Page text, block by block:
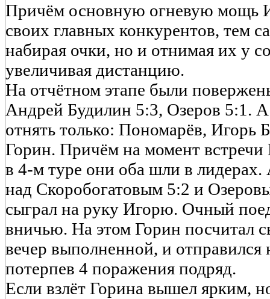
Причём основную огневую мощь
своих главных конкурентов, тем
набирая очки, но и отнимая их у
увеличивая дистанцию.
На отчётном этапе были
Андрей Будилин 5:3, Озеров 5:1.
отнять только: Пономарёв, Игорь
Горин. Причём на момент
в 4-м туре они оба шли в лидерах.
над Скоробогатовым 5:2 и
сыграл на руку Игорю. Очный
вничью. На этом Горин посчитал
вечер выполненной, и
потерпев 4 поражения подряд.
Если взлёт Горина вышел ярким,